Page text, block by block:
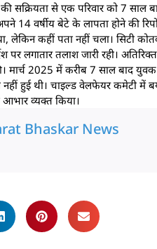
सक्रियता से एक परिवार को 7 साल
14 वर्षीय बेटे के लापता होने की
लेकिन कहीं पता नहीं चला। सिटी
लगातार तलाश जारी रही।
मार्च 2025 में करीब 7 साल बाद
हुई थी। चाइल्ड वेलफेयर कमेटी में
व्यक्त किया।
Bhaskar News